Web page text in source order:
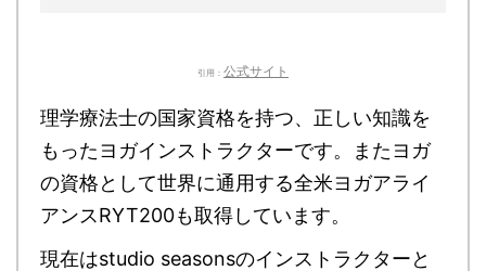
引用： 公式サイト
理学療法士の国家資格を持つ、正しい知識を
もったヨガインストラクターです。またヨガ
の資格として世界に通用する全米ヨガアライ
アンスRYT200も取得しています。
現在はstudio seasonsのインストラクターと